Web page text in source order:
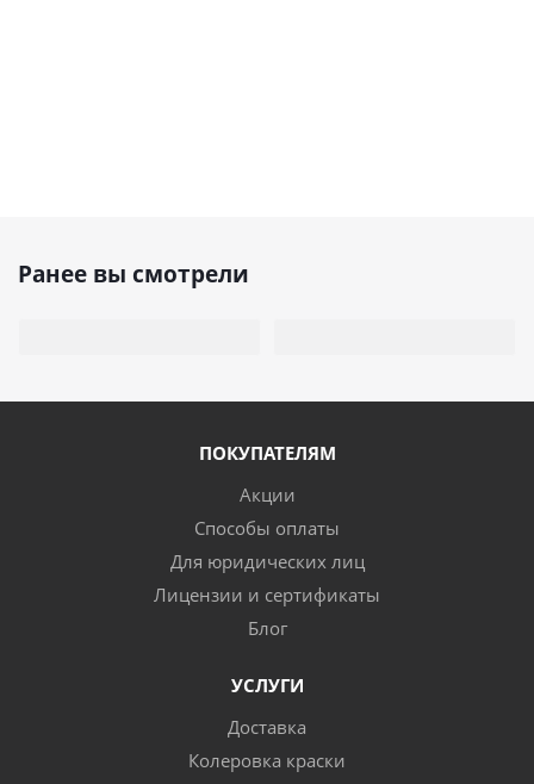
Ранее вы смотрели
ПОКУПАТЕЛЯМ
Акции
Способы оплаты
Для юридических лиц
Лицензии и сертификаты
Блог
УСЛУГИ
Доставка
Колеровка краски